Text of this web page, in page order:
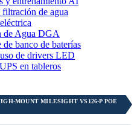
de agua
de Agua DGA
banco de baterías
de drivers LED
en tableros
MOUNT MILESIGHT VS126-P POE